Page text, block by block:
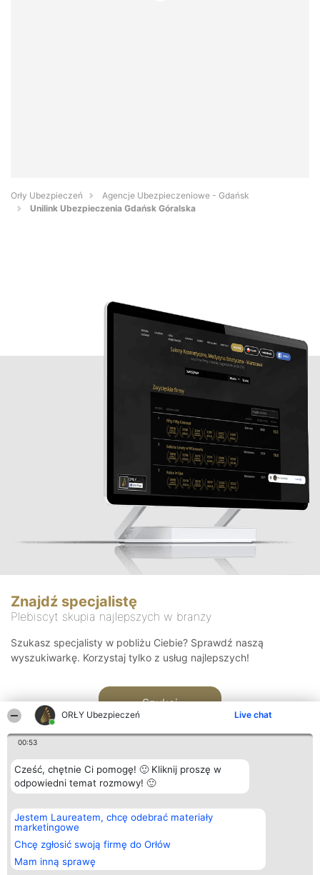
ORŁY Ubezpieczeń Live chat
00:53
Cześć, chętnie Ci pomogę! 🙂 Kliknij proszę w
odpowiedni temat rozmowy! 🙂
Jestem Laureatem, chcę odebrać materiały
marketingowe
Chcę zgłosić swoją firmę do Orłów
Mam inną sprawę
Orły Ubezpieczeń
Agencje Ubezpieczeniowe - Gdańsk
Unilink Ubezpieczenia Gdańsk Góralska
Znajdź specjalistę
Plebiscyt skupia najlepszych w branży
Szukasz specjalisty w pobliżu Ciebie? Sprawdź naszą
wyszukiwarkę. Korzystaj tylko z usług najlepszych!
Szukaj
Organizator plebiscytu
Bright Side Solutions sp. z o.
o. sp. k.
ul. Ruska 22
Wrocław 50-079
KRS 0000749100 | Regon
381313360 | NIP 8943132676
Plebiscyt
Laureaci
wszystkich
Laureatów
Regulamin
Kontakt
Kontakt